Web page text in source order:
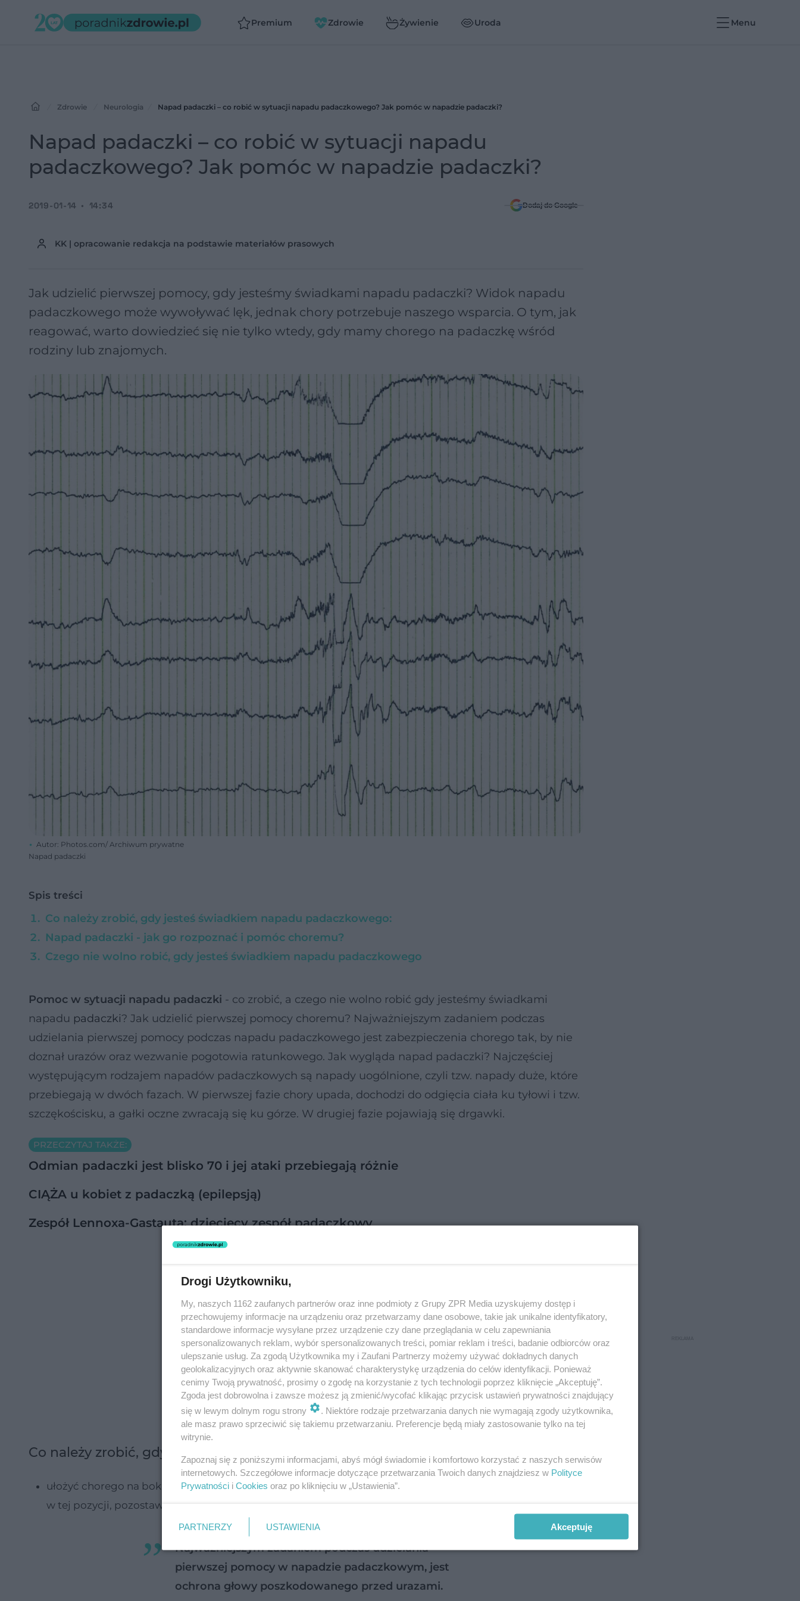
Premium Zdrowie Żywienie Uroda Menu
Zdrowie Neurologia Napad padaczki – co robić w sytuacji napadu padaczkowego? Jak pomóc w napadzie padaczki?
Napad padaczki – co robić w sytuacji napadu
padaczkowego? Jak pomóc w napadzie padaczki?
KK | opracowanie redakcja na podstawie materiałów prasowych
2019-01-14 14:34 Dodaj do Google
Jak udzielić pierwszej pomocy, gdy jesteśmy świadkami napadu padaczki? Widok napadu
padaczkowego może wywoływać lęk, jednak chory potrzebuje naszego wsparcia. O tym, jak
reagować, warto dowiedzieć się nie tylko wtedy, gdy mamy chorego na padaczkę wśród
rodziny lub znajomych.
Autor: Photos.com/ Archiwum prywatne
Napad padaczki
Spis treści
Co należy zrobić, gdy jesteś świadkiem napadu padaczkowego:
Napad padaczki - jak go rozpoznać i pomóc choremu?
Czego nie wolno robić, gdy jesteś świadkiem napadu padaczkowego
Pomoc w sytuacji napadu padaczki - co zrobić, a czego nie wolno robić gdy jesteśmy świadkami
napadu padaczki? Jak udzielić pierwszej pomocy choremu? Najważniejszym zadaniem podczas
udzielania pierwszej pomocy podczas napadu padaczkowego jest zabezpieczenia chorego tak, by nie
doznał urazów oraz wezwanie pogotowia ratunkowego. Jak wygląda napad padaczki? Najczęściej
występującym rodzajem napadów padaczkowych są napady uogólnione, czyli tzw. napady duże, które
przebiegają w dwóch fazach. W pierwszej fazie chory upada, dochodzi do odgięcia ciała ku tyłowi i tzw.
szczękościsku, a gałki oczne zwracają się ku górze. W drugiej fazie pojawiają się drgawki.
PRZECZYTAJ TAKŻE:
Odmian padaczki jest blisko 70 i jej ataki przebiegają różnie
CIĄŻA u kobiet z padaczką (epilepsją)
Zespół Lennoxa-Gastauta: dziecięcy zespół padaczkowy
Co należy zrobić, gdy jesteś świadkiem napadu padaczkowego:
ułożyć chorego na boku by uchronić go przed zakrztuszeniem się. Jeśli nie jest możliwe ułożenie chorego
w tej pozycji, pozostawić na plecach
Najważniejszym zadaniem podczas udzielania
pierwszej pomocy w napadzie padaczkowym, jest
ochrona głowy poszkodowanego przed urazami.
Drogi Użytkowniku,
My, naszych 1162 zaufanych partnerów oraz inne podmioty z Grupy ZPR Media uzyskujemy dostęp i
przechowujemy informacje na urządzeniu oraz przetwarzamy dane osobowe, takie jak unikalne identyfikatory,
standardowe informacje wysyłane przez urządzenie czy dane przeglądania w celu zapewniania
spersonalizowanych reklam, wybór spersonalizowanych treści, pomiar reklam i treści, badanie odbiorców oraz
ulepszanie usług. Za zgodą Użytkownika my i Zaufani Partnerzy możemy używać dokładnych danych
geolokalizacyjnych oraz aktywnie skanować charakterystykę urządzenia do celów identyfikacji. Ponieważ
cenimy Twoją prywatność, prosimy o zgodę na korzystanie z tych technologii poprzez kliknięcie „Akceptuję”.
Zgoda jest dobrowolna i zawsze możesz ją zmienić/wycofać klikając przycisk ustawień prywatności znajdujący
się w lewym dolnym rogu strony
. Niektóre rodzaje przetwarzania danych nie wymagają zgody użytkownika,
ale masz prawo sprzeciwić się takiemu przetwarzaniu. Preferencje będą miały zastosowanie tylko na tej
witrynie.
Zapoznaj się z poniższymi informacjami, abyś mógł świadomie i komfortowo korzystać z naszych serwisów
internetowych. Szczegółowe informacje dotyczące przetwarzania Twoich danych znajdziesz w Polityce
Prywatności i Cookies oraz po kliknięciu w „Ustawienia”.
PARTNERZY USTAWIENIA Akceptuję